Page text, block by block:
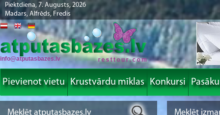
Piektdiena, 7. Augusts, 2026
Madars, Alfrēds, Fredis
info@atputasbazes.lv
Pievienot vietu Krustvārdu mīklas Konkursi